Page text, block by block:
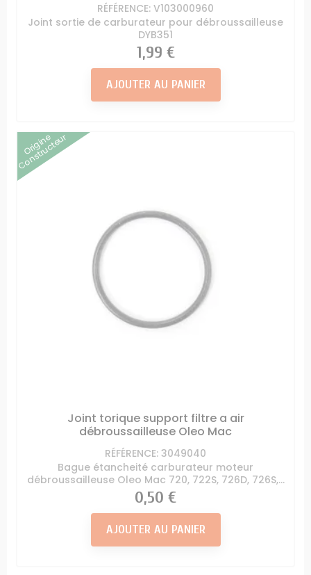
RÉFÉRENCE: V103000960
Joint sortie de carburateur pour débroussailleuse
DYB351
Prix
1,99 €
AJOUTER AU PANIER
Origine
Constructeur
Joint torique support filtre a air
débroussailleuse Oleo Mac
RÉFÉRENCE: 3049040
Bague étancheité carburateur moteur
débroussailleuse Oleo Mac 720, 722S, 726D, 726S,...
Prix
0,50 €
AJOUTER AU PANIER